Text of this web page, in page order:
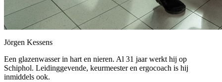
Jörgen Kessens
Een glazenwasser in hart en nieren. Al 31 jaar werkt hij op
Schiphol. Leidinggevende, keurmeester en ergocoach is hij
inmiddels ook.